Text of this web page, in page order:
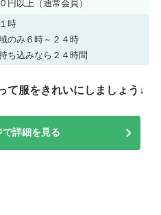
円以上（通常会員）
時
のみ６時～２４時
ち込みなら２４時間
て服をきれいにしましょう↓
詳細を見る